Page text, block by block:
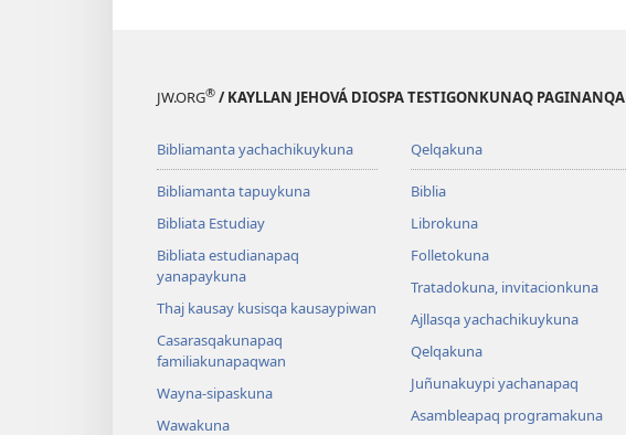
JW.ORG® / KAYLLAN JEHOVÁ DIOSPA TESTIGONKUNAQ PAGINANQA
Bibliamanta yachachikuykuna
Bibliamanta tapuykuna
Bibliata Estudiay
Bibliata estudianapaq
yanapaykuna
Thaj kausay kusisqa kausaypiwan
Casarasqakunapaq
familiakunapaqwan
Wayna-sipaskuna
Wawakuna
Qelqakuna
Biblia
Librokuna
Folletokuna
Tratadokuna, invitacionkuna
Ajllasqa yachachikuykuna
Qelqakuna
Juñunakuypi yachanapaq
Asambleapaq programakuna